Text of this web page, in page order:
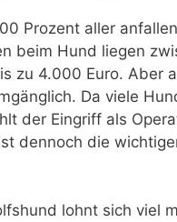
Prozent aller
Hund liegen
4.000 Euro. Aber
Da viele
der Eingriff als
dennoch die
lohnt sich viel